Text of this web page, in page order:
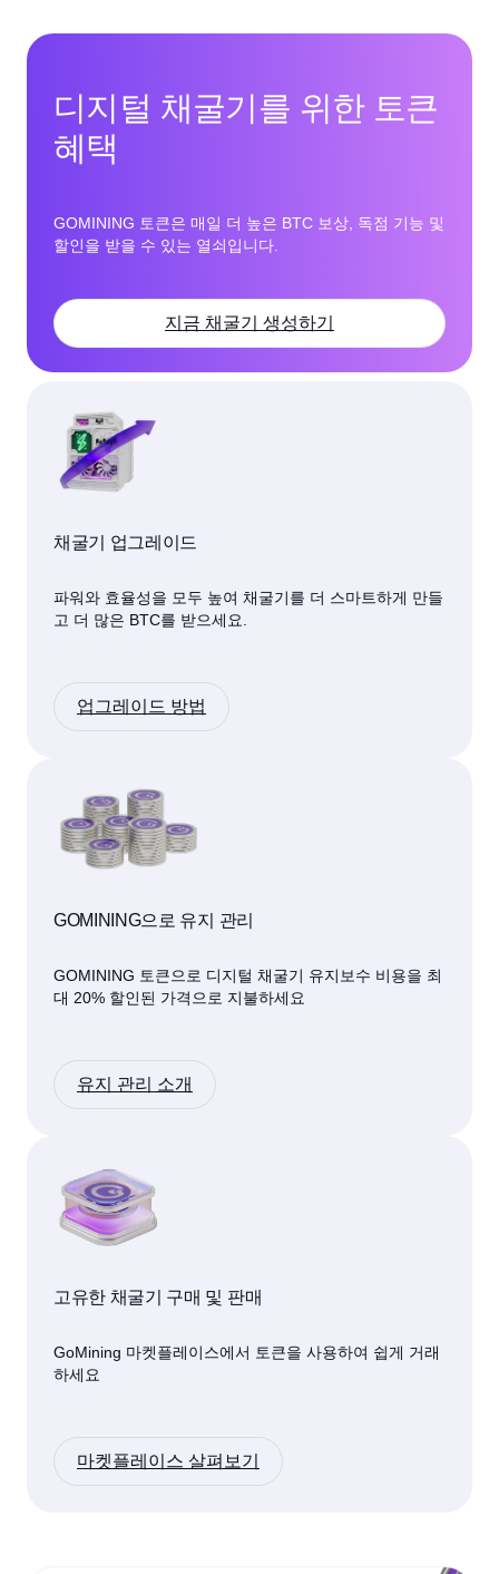
디지털 채굴기를 위한 토큰
혜택
GOMINING 토큰은 매일 더 높은 BTC 보상, 독점 기능 및
할인을 받을 수 있는 열쇠입니다.
지금 채굴기 생성하기
채굴기 업그레이드
파워와 효율성을 모두 높여 채굴기를 더 스마트하게 만들
고 더 많은 BTC를 받으세요.
업그레이드 방법
GOMINING으로 유지 관리
GOMINING 토큰으로 디지털 채굴기 유지보수 비용을 최
대 20% 할인된 가격으로 지불하세요
유지 관리 소개
고유한 채굴기 구매 및 판매
GoMining 마켓플레이스에서 토큰을 사용하여 쉽게 거래
하세요
마켓플레이스 살펴보기